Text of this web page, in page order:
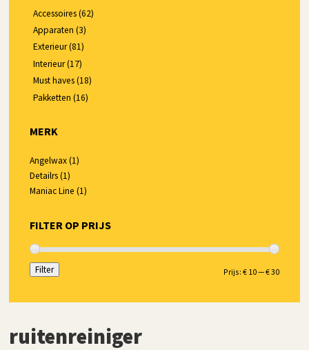
Accessoires (62)
Apparaten (3)
Exterieur(81)
Interieur(17)
Must haves (18)
Pakketten (16)
MERK
Angelwax (1)
Detailrs (1)
Maniac Line (1)
FILTER OP PRIJS
Min.
Max.
Filter Prijs: € 10—€ 30
ruitenreiniger